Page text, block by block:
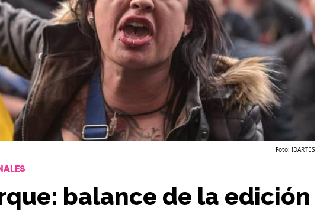
Foto: IDARTES
balance de la edición